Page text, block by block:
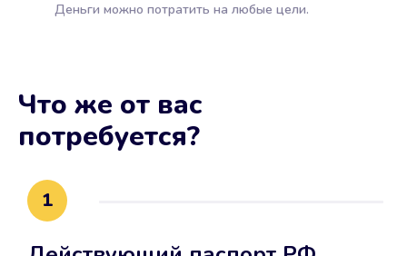
Деньги можно потратить на любые цели.
Что же от вас
потребуется?
1